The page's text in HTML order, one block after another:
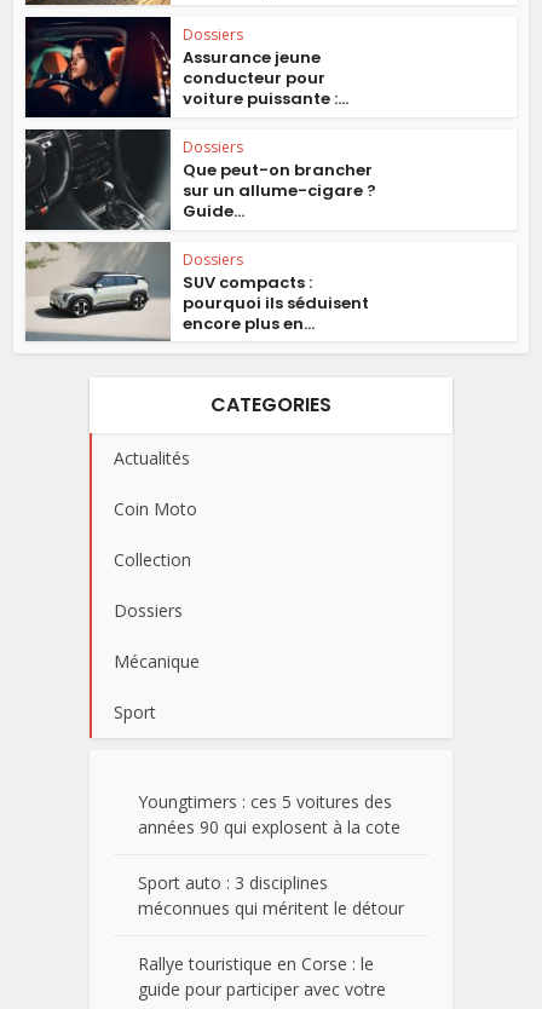
Dossiers
Assurance jeune
conducteur pour
voiture puissante :...
Dossiers
Que peut-on brancher
sur un allume-cigare ?
Guide...
Dossiers
SUV compacts :
pourquoi ils séduisent
encore plus en...
CATEGORIES
Actualités
Coin Moto
Collection
Dossiers
Mécanique
Sport
Youngtimers : ces 5 voitures des
années 90 qui explosent à la cote
Sport auto : 3 disciplines
méconnues qui méritent le détour
Rallye touristique en Corse : le
guide pour participer avec votre